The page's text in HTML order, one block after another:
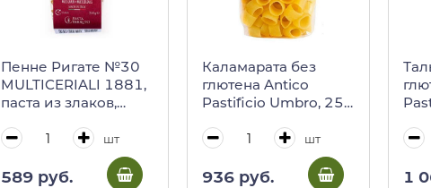
Пенне Ригате №30
MULTICERIALI 1881,
паста из злаков,
шт
589 руб.
Каламарата без
глютена Antico
Pastificio Umbro, 250
шт
936 руб. 1